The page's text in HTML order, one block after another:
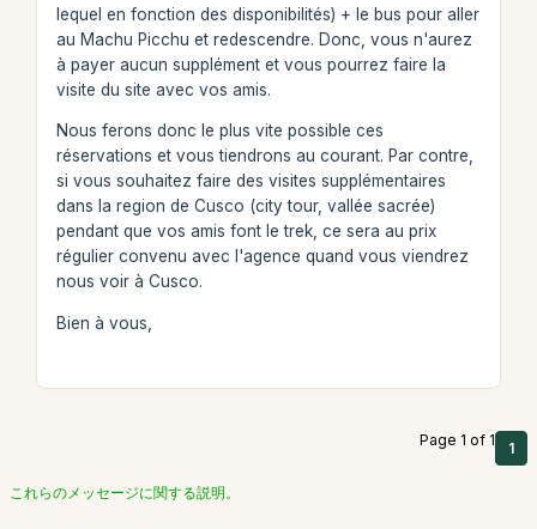
lequel en fonction des disponibilités) + le bus pour aller
au Machu Picchu et redescendre. Donc, vous n'aurez
à payer aucun supplément et vous pourrez faire la
visite du site avec vos amis.
Nous ferons donc le plus vite possible ces
réservations et vous tiendrons au courant. Par contre,
si vous souhaitez faire des visites supplémentaires
dans la region de Cusco (city tour, vallée sacrée)
pendant que vos amis font le trek, ce sera au prix
régulier convenu avec l'agence quand vous viendrez
nous voir à Cusco.
Bien à vous,
Page 1 of 1 1
これらのメッセージに関する説明。